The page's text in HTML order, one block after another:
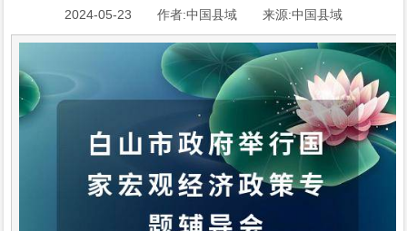
2024-05-23 作者:中国县域 来源:中国县域